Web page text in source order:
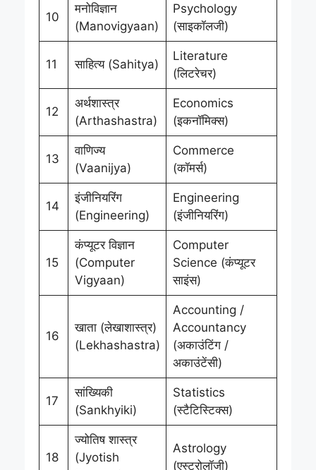
10
मनोविज्ञान
(Manovigyaan)
Psychology
(साइकॉलजी)
11 साहित्य (Sahitya)
Literature
(लिटरेचर)
12
अर्थशास्त्र
(Arthashastra)
Economics
(इकनॉमिक्स)
13
वाणिज्य
(Vaanijya)
Commerce
(कॉमर्स)
14
इंजीनियरिंग
(Engineering)
Engineering
(इंजीनियरिंग)
15
कंप्यूटर विज्ञान
(Computer
Vigyaan)
Computer
Science (कंप्यूटर
साइंस)
16
खाता (लेखाशास्त्र)
(Lekhashastra)
Accounting /
Accountancy
(अकाउंटिंग /
अकाउंटेंसी)
17
सांख्यिकी
(Sankhyiki)
Statistics
(स्टैटिस्टिक्स)
18
ज्योतिष शास्त्र
(Jyotish
Astrology
(एस्ट्रोलॉजी)